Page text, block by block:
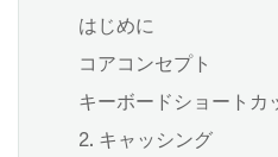
パスを作成する
分析をパラメータ化
概要
はじめに
コアコンセプト
キーボードショートカ
2. キャッシング